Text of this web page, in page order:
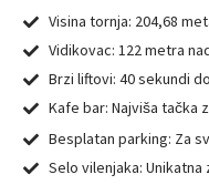
Visina tornja: 204,68
Vidikovac: 122 metra
Brzi liftovi: 40 sekundi
Kafe bar: Najviša tačka
Besplatan parking: Za
Selo vilenjaka: Unikatna